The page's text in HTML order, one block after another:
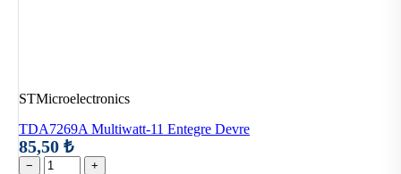
STMicroelectronics
TDA7269A Multiwatt-11 Entegre Devre
85,50 ₺
− +